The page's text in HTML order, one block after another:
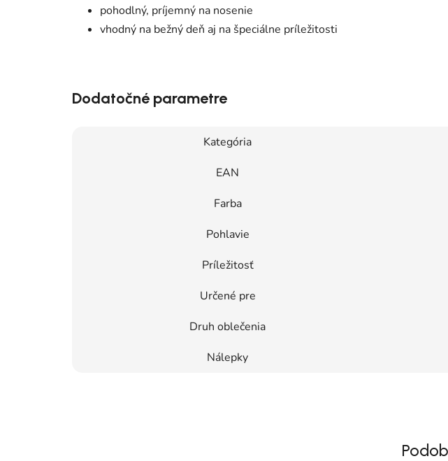
pohodlný, príjemný na nosenie
vhodný na bežný deň aj na špeciálne príležitosti
Dodatočné parametre
Kategória
EAN
Farba
Pohlavie
Príležitosť
Určené pre
Druh oblečenia
Nálepky